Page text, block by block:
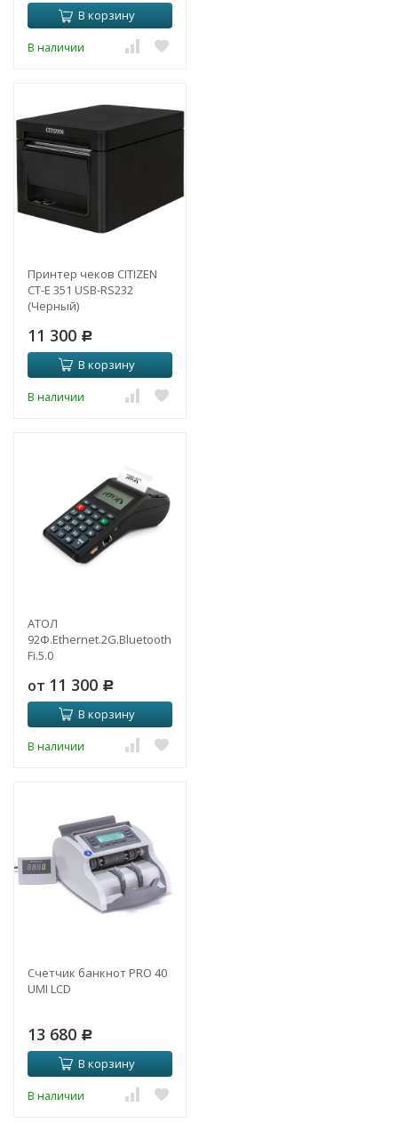
В корзину
В наличии
Принтер чеков CITIZEN
CT-E 351 USB-RS232
(Черный)
11 300 Р
В корзину
В наличии
АТОЛ
92Ф.Ethernet.2G.Bluetooth.Wi-
Fi.5.0
от 11 300 Р
В корзину
В наличии
Счетчик банкнот PRO 40
UMI LCD
13 680 Р
В корзину
В наличии